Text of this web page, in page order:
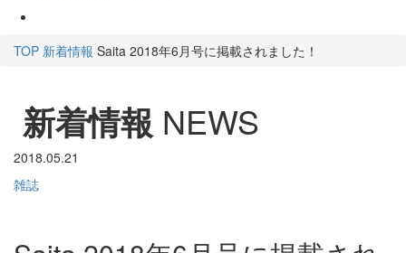
TOP 新着情報 Saita 2018年6月号に掲載されました！
新着情報 NEWS
2018.05.21
雑誌